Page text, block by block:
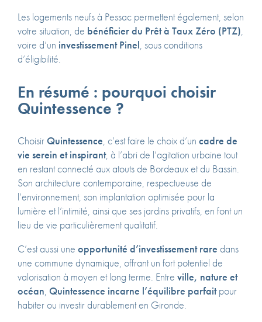
Les logements neufs à Pessac permettent également, selon
votre situation, de bénéficier du Prêt à Taux Zéro (PTZ),
voire d’un investissement Pinel, sous conditions
d’éligibilité.
En résumé : pourquoi choisir
Quintessence ?
Choisir Quintessence, c’est faire le choix d’un cadre de
vie serein et inspirant, à l’abri de l’agitation urbaine tout
en restant connecté aux atouts de Bordeaux et du Bassin.
Son architecture contemporaine, respectueuse de
l’environnement, son implantation optimisée pour la
lumière et l’intimité, ainsi que ses jardins privatifs, en font un
lieu de vie particulièrement qualitatif.
C’est aussi une opportunité d’investissement rare dans
une commune dynamique, offrant un fort potentiel de
valorisation à moyen et long terme. Entre ville, nature et
océan, Quintessence incarne l’équilibre parfaitpour
habiter ou investir durablement en Gironde.